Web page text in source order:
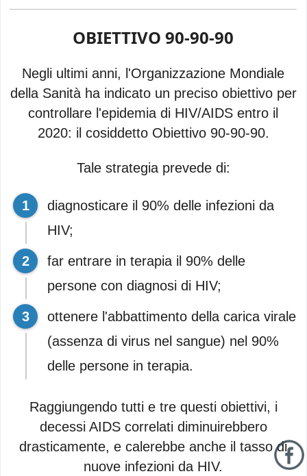
OBIETTIVO 90-90-90
Negli ultimi anni, l'Organizzazione Mondiale
della Sanità ha indicato un preciso obiettivo per
controllare l'epidemia di HIV/AIDS entro il
2020: il cosiddetto Obiettivo 90-90-90.
Tale strategia prevede di:
diagnosticare il 90% delle infezioni da
HIV;
far entrare in terapia il 90% delle
persone con diagnosi di HIV;
ottenere l'abbattimento della carica virale
(assenza di virus nel sangue) nel 90%
delle persone in terapia.
Raggiungendo tutti e tre questi obiettivi, i
decessi AIDS correlati diminuirebbero
drasticamente, e calerebbe anche il tasso di
nuove infezioni da HIV.